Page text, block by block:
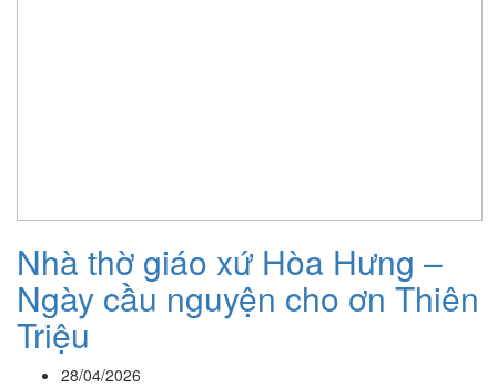
Nhà thờ giáo xứ Hòa Hưng –
Ngày cầu nguyện cho ơn Thiên
Triệu
28/04/2026